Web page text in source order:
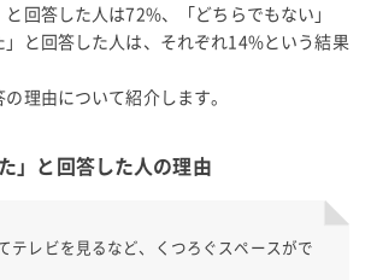
と回答した人は72%、「どちらでもない」
」と回答した人は、それぞれ14%という結果
理由について紹介します。
」と回答した人の理由
テレビを見るなど、くつろぐスペースがで